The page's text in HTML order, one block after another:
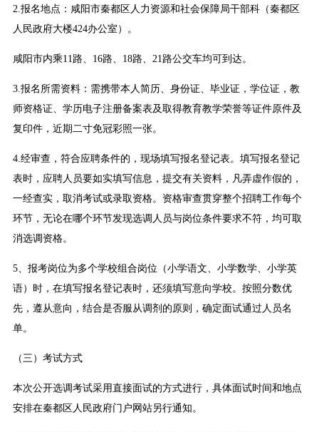
2.报名地点：咸阳市秦都区人力资源和社会保障局干部科（秦都区
人民政府大楼424办公室）。
咸阳市内乘11路、16路、18路、21路公交车均可到达。
3.报名所需资料：需携带本人简历、身份证、毕业证，学位证，教
师资格证、学历电子注册备案表及取得教育教学荣誉等证件原件及
复印件，近期二寸免冠彩照一张。
4.经审查，符合应聘条件的，现场填写报名登记表。填写报名登记
表时，应聘人员要如实填写信息，提交有关资料，凡弄虚作假的，
一经查实，取消考试或录取资格。资格审查贯穿整个招聘工作每个
环节，无论在哪个环节发现选调人员与岗位条件要求不符，均可取
消选调资格。
5、报考岗位为多个学校组合岗位（小学语文、小学数学、小学英
语）时，在填写报名登记表时，还须填写意向学校。按照分数优
先，遵从意向，结合是否服从调剂的原则，确定面试通过人员名
单。
（三）考试方式
本次公开选调考试采用直接面试的方式进行，具体面试时间和地点
安排在秦都区人民政府门户网站另行通知。